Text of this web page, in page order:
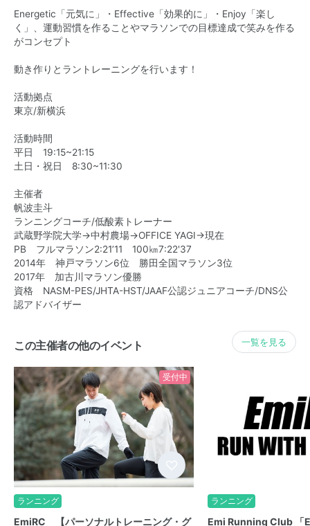
Energetic「元気に」・Effective「効果的に」・Enjoy「楽し
く」、運動習慣を作ることやマラソンでの目標達成で笑みを作る
がコンセプト
動き作りとラントレーニングを行います！
活動拠点
東京/新横浜
活動時間
平日 19:15~21:15
土日・祝日 8:30~11:30
主催者
帆波圭斗
ランニングコーチ/低酸素トレーナー
武蔵野学院大学→中村農場→OFFICE YAGI→現在
PB フルマラソン2:21’11 100㎞7:22'37
2014年 神戸マラソン6位 勝田全国マラソン3位
2017年 加古川マラソン優勝
資格 NASM-PES/JHTA-HST/JAAF公認ジュニアコーチ/DNS公
認アドバイザー
この主催者の他のイベント 一覧を見る
受付中
ランニング
EmiRC 【パーソナルトレーニング・グ
ランニング
Emi Running Club